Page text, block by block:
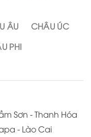
ÂU
CHÂU ÚC
PHI
Sơn - Thanh Hóa
- Lào Cai